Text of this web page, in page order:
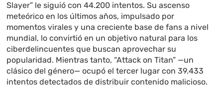
Slayer” le siguió con 44.200 intentos. Su ascenso
meteórico en los últimos años, impulsado por
momentos virales y una creciente base de fans a nivel
mundial, lo convirtió en un objetivo natural para los
ciberdelincuentes que buscan aprovechar su
popularidad. Mientras tanto, “Attack on Titan” —un
clásico del género— ocupó el tercer lugar con 39.433
intentos detectados de distribuir contenido malicioso.